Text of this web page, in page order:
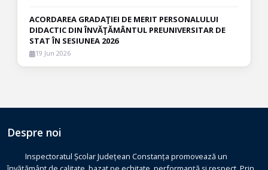
ACORDAREA GRADAŢIEI DE MERIT PERSONALULUI
DIDACTIC DIN ÎNVĂŢĂMÂNTUL PREUNIVERSITAR DE
STAT ÎN SESIUNEA 2026
19 Jun 2026
Despre noi
Inspectoratul Școlar Județean Constanța promovează un